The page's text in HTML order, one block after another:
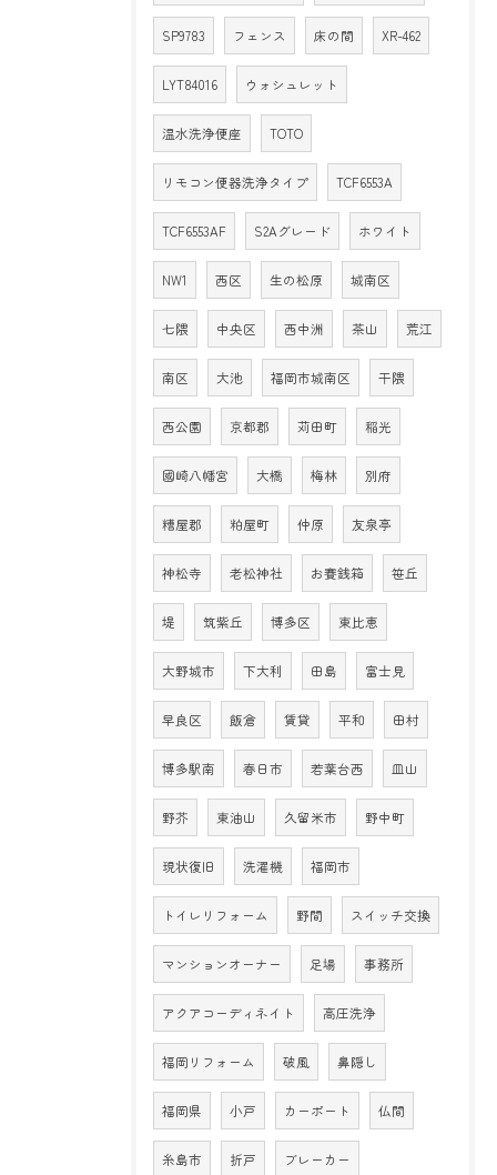
SP9783 フェンス 床の間 XR-462
LYT84016 ウォシュレット
温水洗浄便座 TOTO
リモコン便器洗浄タイプ TCF6553A
TCF6553AF S2Aグレード ホワイト
NW1 西区 生の松原 城南区
七隈 中央区 西中洲 茶山 荒江
南区 大池 福岡市城南区 干隈
西公園 京都郡 苅田町 稲光
國崎八幡宮 大橋 梅林 別府
糟屋郡 粕屋町 仲原 友泉亭
神松寺 老松神社 お賽銭箱 笹丘
堤 筑紫丘 博多区 東比恵
大野城市 下大利 田島 富士見
早良区 飯倉 賃貸 平和 田村
博多駅南 春日市 若葉台西 皿山
野芥 東油山 久留米市 野中町
現状復旧 洗濯機 福岡市
トイレリフォーム 野間 スイッチ交換
マンションオーナー 足場 事務所
アクアコーディネイト 高圧洗浄
福岡リフォーム 破風 鼻隠し
福岡県 小戸 カーポート 仏間
糸島市 折戸 ブレーカー